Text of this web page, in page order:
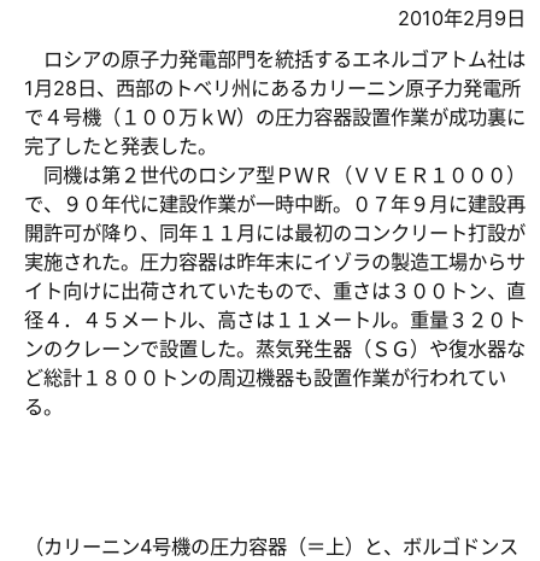
2010年2月9日
ロシアの原子力発電部門を統括するエネルゴアトム社は
1月28日、西部のトベリ州にあるカリーニン原子力発電所
で４号機（１００万ｋＷ）の圧力容器設置作業が成功裏に
完了したと発表した。
同機は第２世代のロシア型ＰＷＲ（ＶＶＥＲ１０００）
で、９０年代に建設作業が一時中断。０７年９月に建設再
開許可が降り、同年１１月には最初のコンクリート打設が
実施された。圧力容器は昨年末にイゾラの製造工場からサ
イト向けに出荷されていたもので、重さは３００トン、直
径４．４５メートル、高さは１１メートル。重量３２０ト
ンのクレーンで設置した。蒸気発生器（ＳＧ）や復水器な
ど総計１８００トンの周辺機器も設置作業が行われてい
る。
（カリーニン4号機の圧力容器（＝上）と、ボルゴドンス